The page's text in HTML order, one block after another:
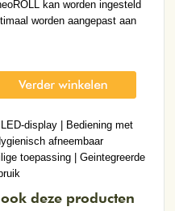
kan worden ingesteld
worden aangepast aan
display | Bediening met
afneembaar
toepassing | Geintegreerde
deze producten